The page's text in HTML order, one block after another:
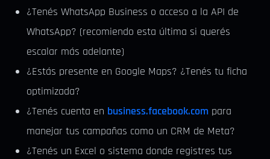
¿Tenés WhatsApp Business o acceso a la API de
WhatsApp? (recomiendo esta última si querés
escalar más adelante)
¿Estás presente en Google Maps? ¿Tenés tu ficha
optimizada?
¿Tenés cuenta en business.facebook.com para
manejar tus campañas como un CRM de Meta?
¿Tenés un Excel o sistema donde registres tus